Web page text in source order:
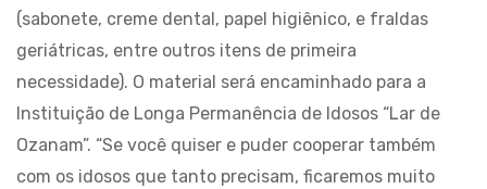
(sabonete, creme dental, papel higiênico, e fraldas
geriátricas, entre outros itens de primeira
necessidade). O material será encaminhado para a
Instituição de Longa Permanência de Idosos “Lar de
Ozanam”. “Se você quiser e puder cooperar também
com os idosos que tanto precisam, ficaremos muito